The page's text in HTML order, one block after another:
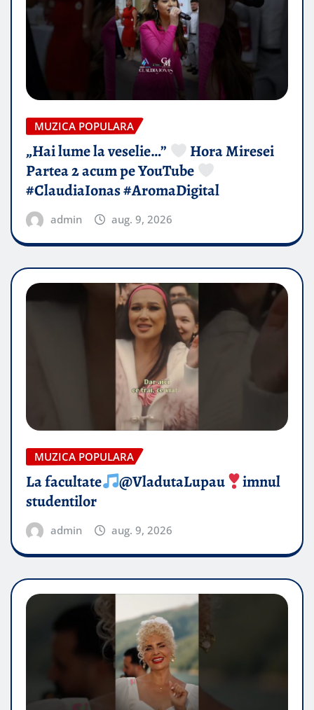
MUZICA POPULARA
„Hai lume la veselie…”
Hora Miresei
Partea 2 acum pe YouTube
#ClaudiaIonas #AromaDigital
admin aug. 9, 2026
MUZICA POPULARA
La facultate @VladutaLupau
imnul
studentilor
admin aug. 9, 2026